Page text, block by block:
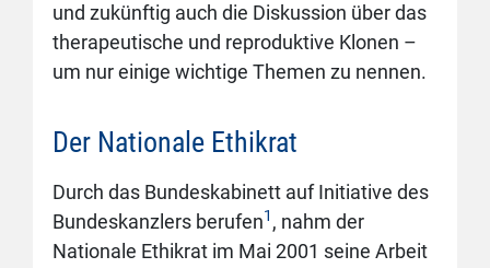
und zukünftig auch die Diskussion über das
therapeutische und reproduktive Klonen –
um nur einige wichtige Themen zu nennen.
Der Nationale Ethikrat
Durch das Bundeskabinett auf Initiative des
Bundeskanzlers berufen1 , nahm der
Nationale Ethikrat im Mai 2001 seine Arbeit